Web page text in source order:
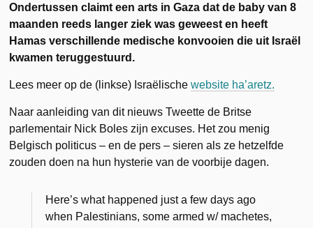
Ondertussen claimt een arts in Gaza dat de baby van 8
maanden reeds langer ziek was geweest en heeft
Hamas verschillende medische konvooien die uit Israël
kwamen teruggestuurd.
Lees meer op de (linkse) Israëlischewebsite ha’aretz.
Naar aanleiding van dit nieuws Tweette de Britse
parlementair Nick Boles zijn excuses. Het zou menig
Belgisch politicus – en de pers – sieren als ze hetzelfde
zouden doen na hun hysterie van de voorbije dagen.
Here’s what happened just a few days ago
when Palestinians, some armed w/ machetes,